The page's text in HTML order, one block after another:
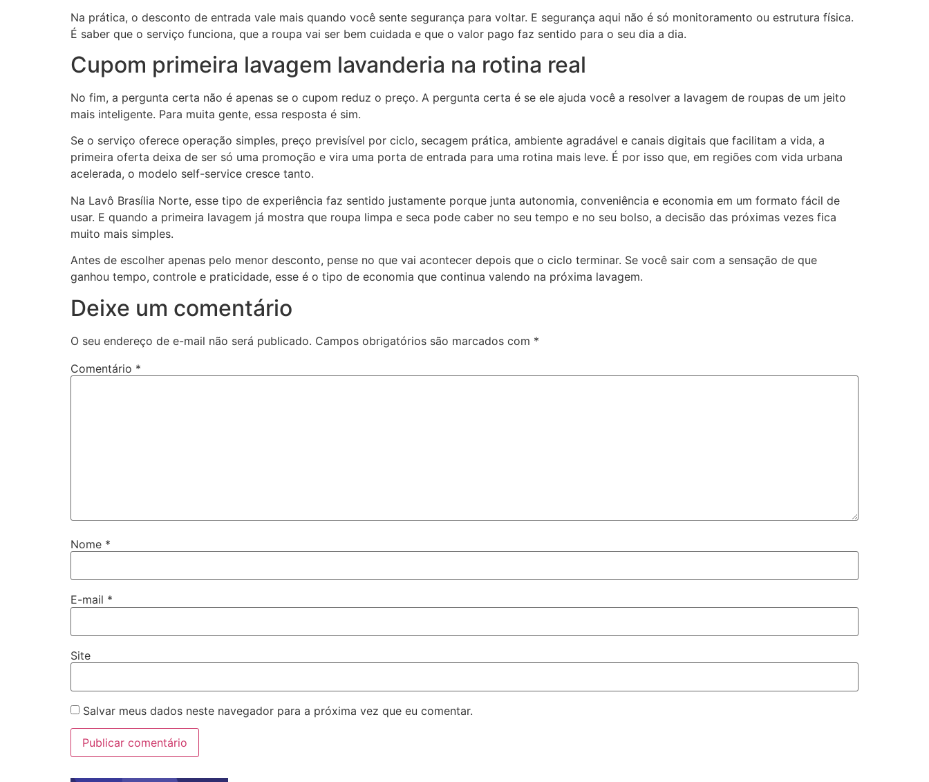
Na prática, o desconto de entrada vale mais quando você sente segurança para voltar. E segurança aqui não é só monitoramento ou estrutura física.
É saber que o serviço funciona, que a roupa vai ser bem cuidada e que o valor pago faz sentido para o seu dia a dia.
Cupom primeira lavagem lavanderia na rotina real
No fim, a pergunta certa não é apenas se o cupom reduz o preço. A pergunta certa é se ele ajuda você a resolver a lavagem de roupas de um jeito
mais inteligente. Para muita gente, essa resposta é sim.
Se o serviço oferece operação simples, preço previsível por ciclo, secagem prática, ambiente agradável e canais digitais que facilitam a vida, a
primeira oferta deixa de ser só uma promoção e vira uma porta de entrada para uma rotina mais leve. É por isso que, em regiões com vida urbana
acelerada, o modelo self-service cresce tanto.
Na Lavô Brasília Norte, esse tipo de experiência faz sentido justamente porque junta autonomia, conveniência e economia em um formato fácil de
usar. E quando a primeira lavagem já mostra que roupa limpa e seca pode caber no seu tempo e no seu bolso, a decisão das próximas vezes fica
muito mais simples.
Antes de escolher apenas pelo menor desconto, pense no que vai acontecer depois que o ciclo terminar. Se você sair com a sensação de que
ganhou tempo, controle e praticidade, esse é o tipo de economia que continua valendo na próxima lavagem.
Deixe um comentário
O seu endereço de e-mail não será publicado. Campos obrigatórios são marcados com *
Comentário *
Nome *
E-mail *
Site
Salvar meus dados neste navegador para a próxima vez que eu comentar.